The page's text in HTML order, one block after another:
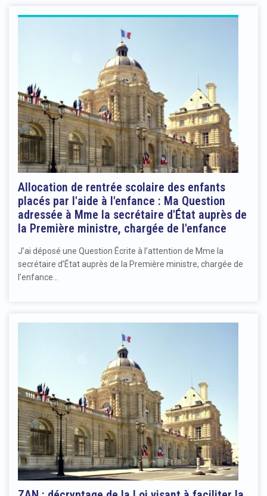
Allocation de rentrée scolaire des enfants
placés par l'aide à l'enfance : Ma Question
adressée à Mme la secrétaire d'État auprès de
la Première ministre, chargée de l'enfance
J’ai déposé une Question Écrite à l’attention de Mme la
secrétaire d’État auprès de la Première ministre, chargée de
l’enfance…